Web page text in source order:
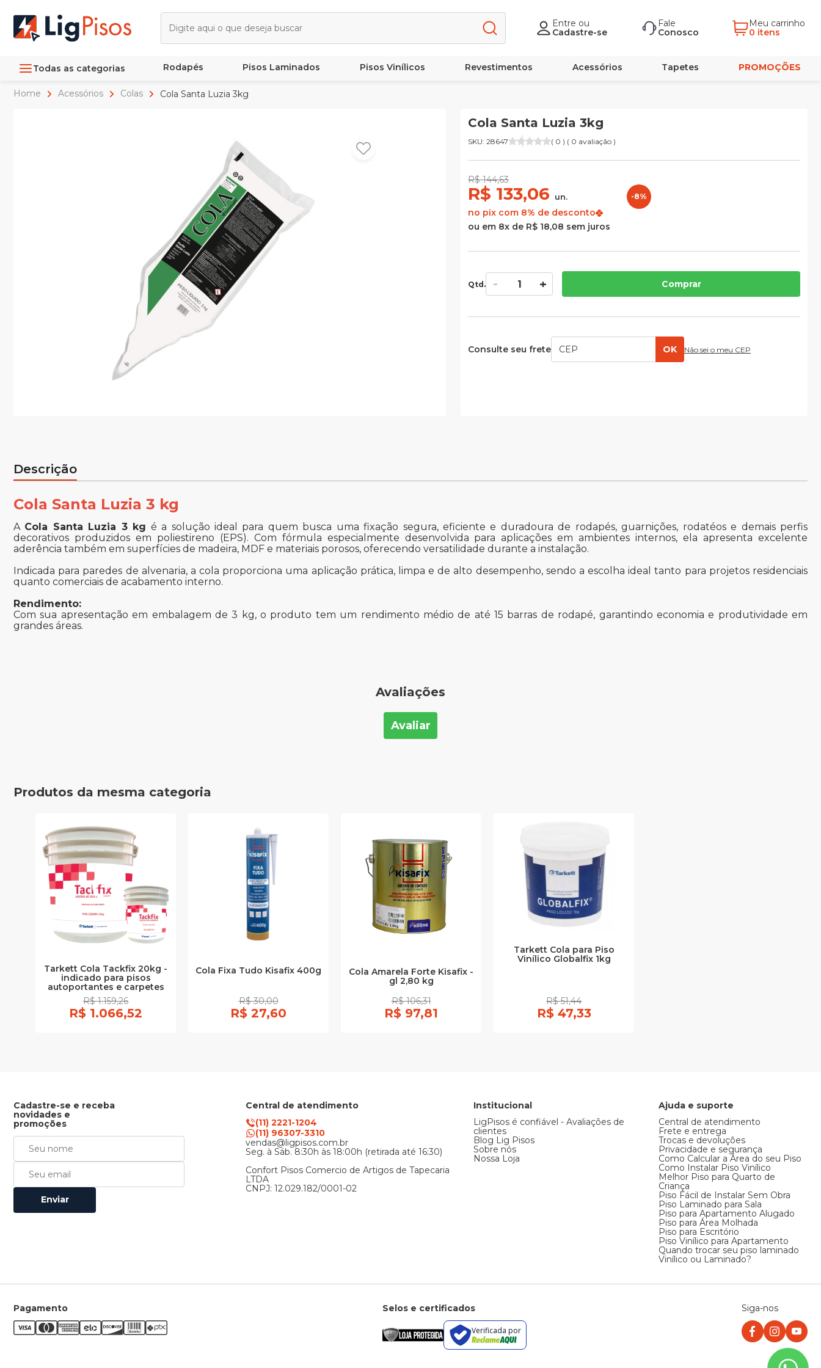
Entre ou
Cadastre-se
Fale
Conosco
Meu carrinho
0 itens
Todas as categorias Rodapés Pisos Laminados Pisos Vinílicos Revestimentos Acessórios Tapetes PROMOÇÕES
Home Acessórios Colas Cola Santa Luzia 3kg
Cola Santa Luzia 3kg
SKU: 28647 ( 0 ) ( 0 avaliação )
R$ 144,63
R$ 133,06 un.
no pix com 8% de desconto
-8%
ou em 8x de R$ 18,08 sem juros
Qtd. Comprar
Consulte seu frete OK Não sei o meu CEP
Descrição
Cola Santa Luzia 3 kg
A Cola Santa Luzia 3 kg é a solução ideal para quem busca uma fixação segura, eficiente e duradoura de rodapés, guarnições, rodatéos e demais perfis
decorativos produzidos em poliestireno (EPS). Com fórmula especialmente desenvolvida para aplicações em ambientes internos, ela apresenta excelente
aderência também em superfícies de madeira, MDF e materiais porosos, oferecendo versatilidade durante a instalação.
Indicada para paredes de alvenaria, a cola proporciona uma aplicação prática, limpa e de alto desempenho, sendo a escolha ideal tanto para projetos residenciais
quanto comerciais de acabamento interno.
Rendimento:
Com sua apresentação em embalagem de 3 kg, o produto tem um rendimento médio de até 15 barras de rodapé, garantindo economia e produtividade em
grandes áreas.
Avaliações
Avaliar
Produtos da mesma categoria
Tarkett Cola Tackfix 20kg -
indicado para pisos
autoportantes e carpetes
R$ 1.159,26
R$ 1.066,52
Cola Fixa Tudo Kisafix 400g
R$ 30,00
R$ 27,60
Cola Amarela Forte Kisafix -
gl 2,80 kg
R$ 106,31
R$ 97,81
Tarkett Cola para Piso
Vinílico Globalfix 1kg
R$ 51,44
R$ 47,33
Cadastre-se e receba
novidades e
promoções
Enviar
Central de atendimento
(11) 2221-1204
(11) 96307-3310
vendas@ligpisos.com.br
Seg. à Sáb. 8:30h às 18:00h (retirada até 16:30)
Confort Pisos Comercio de Artigos de Tapecaria
LTDA
CNPJ: 12.029.182/0001-02
Institucional
LigPisos é confiável - Avaliações de
clientes
Blog Lig Pisos
Sobre nós
Nossa Loja
Ajuda e suporte
Central de atendimento
Frete e entrega
Trocas e devoluções
Privacidade e segurança
Como Calcular a Área do seu Piso
Como Instalar Piso Vinílico
Melhor Piso para Quarto de
Criança
Piso Fácil de Instalar Sem Obra
Piso Laminado para Sala
Piso para Apartamento Alugado
Piso para Área Molhada
Piso para Escritório
Piso Vinílico para Apartamento
Quando trocar seu piso laminado
Vinílico ou Laminado?
Pagamento Selos e certificados
Verificada por
Siga-nos